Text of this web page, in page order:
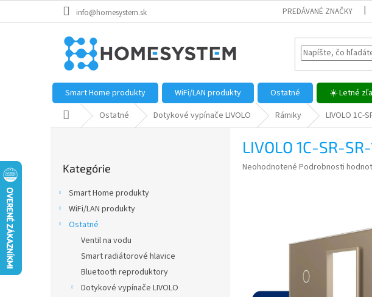
info@homesystem.sk PREDÁVANÉ ZNAČKY
Smart Home produkty WiFi/LAN produkty Ostatné ☀️ Letné
Domov Ostatné Dotykové vypínače LIVOLO Rámiky LIVOLO 1C-
kategórie
Kategórie
Smart Home produkty
WiFi/LAN produkty
Ostatné
Ventil na vodu
Smart radiátorové hlavice
Bluetooth reproduktory
Dotykové vypínače LIVOLO
LIVOLO 1C-SR-
Priemerné
Neohodnotené Podrobnosti